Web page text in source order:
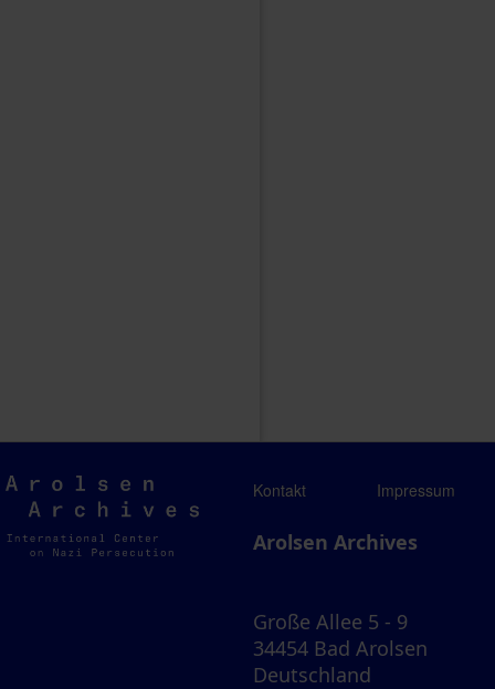
Arolsen
Archives
Kontakt Impressum
Arolsen Archives
Große Allee 5 - 9
34454 Bad Arolsen
Deutschland